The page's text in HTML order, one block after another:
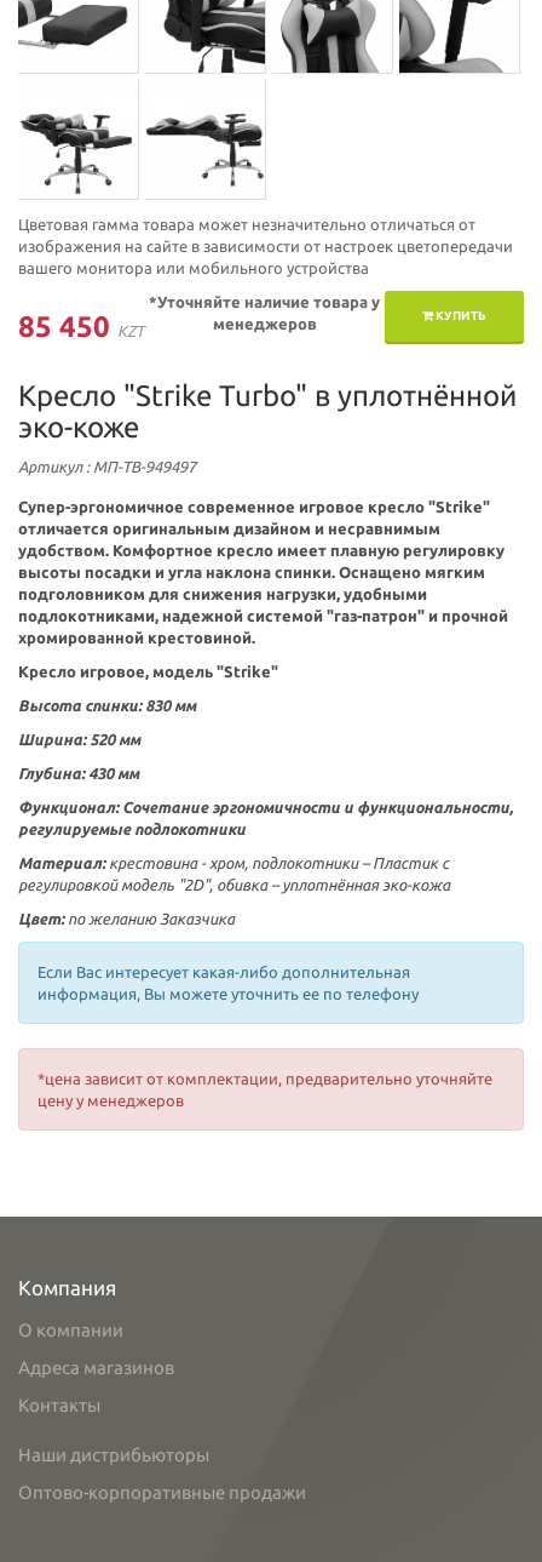
Цветовая гамма товара может незначительно отличаться от
изображения на сайте в зависимости от настроек цветопередачи
вашего монитора или мобильного устройства
85 450 KZT
КУПИТЬ
*Уточняйте наличие товара у
менеджеров
Кресло "Strike Turbo" в уплотнённой
эко-коже
Артикул: МП-ТВ-949497
Супер-эргономичное современное игровое кресло "Strike"
отличается оригинальным дизайном и несравнимым
удобством. Комфортное кресло имеет плавную регулировку
высоты посадки и угла наклона спинки. Оснащено мягким
подголовником для снижения нагрузки, удобными
подлокотниками, надежной системой "газ-патрон" и прочной
хромированной крестовиной.
Кресло игровое, модель "Strike"
Высота спинки: 830мм
Ширина:520 мм
Глубина: 430 мм
Функционал:Сочетание эргономичности и функциональности,
регулируемые подлокотники
Материал:крестовина - хром, подлокотники –Пластик с
регулировкой модель "2D", обивка – уплотнённая эко-кожа
Цвет: по желанию Заказчика
Если Вас интересует какая-либо дополнительная
информация, Вы можете уточнить ее по телефону
*цена зависит от комплектации, предварительно уточняйте
цену у менеджеров
Компания
О компании
Адреса магазинов
Контакты
Наши дистрибьюторы
Оптово-корпоративные продажи